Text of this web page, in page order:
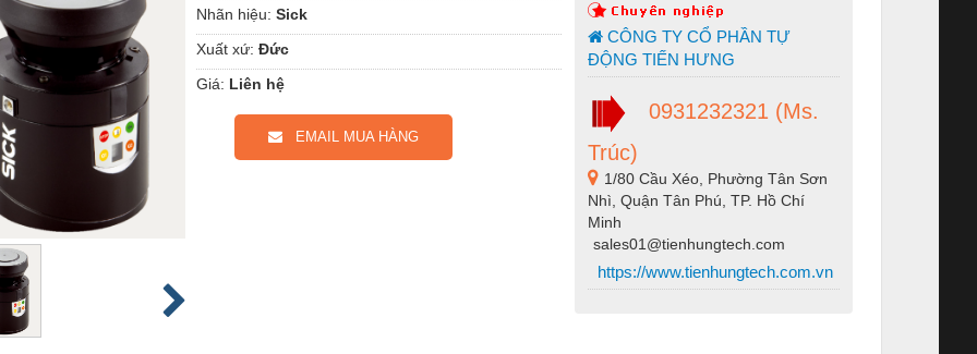
Nhãn hiệu: Sick
Xuất xứ: Đức
Giá: Liên hệ
EMAIL MUA HÀNG
CÔNG TY CỔ PHẦN TỰ
ĐỘNG TIẾN HƯNG
0931232321 (Ms.
Trúc)
1/80 Cầu Xéo, Phường Tân Sơn
Nhì, Quận Tân Phú, TP. Hồ Chí
Minh
sales01@tienhungtech.com
https://www.tienhungtech.com.vn